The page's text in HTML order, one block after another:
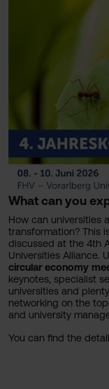
What can you
How can universities
transformation? This
discussed at the 4th
Universities Alliance.
circular economy
keynotes, specialist
universities and
networking on the
and university
You can find the